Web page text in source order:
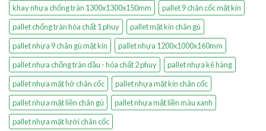
khay nhựa chống tràn 1300x1300x150mm
pallet 9 chân cốc mặt kín
pallet chống tràn hóa chất 1 phuy
pallet mặt kín chân gù
pallet nhựa 9 chân gù mặt kín
pallet nhựa 1200x1000x160mm
pallet nhựa chống tràn dầu - hóa chất 2 phuy
pallet nhựa kê hàng
pallet nhựa mặt hở chân cốc
pallet nhựa mặt kín chân cốc
pallet nhựa mặt liền chân gù
pallet nhựa mặt liền màu xanh
pallet nhựa mặt lưới chân cốc